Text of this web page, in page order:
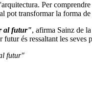
Per
pot transformar la forma
al futur", afirma Sainz de
és ressaltant les seves
futur"